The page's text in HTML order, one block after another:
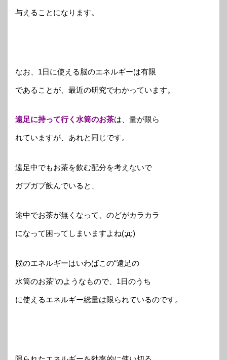
与えることになります。
なお、1日に使える脳のエネルギーは有限
であることが、最近の研究でわかっています。
遠足に持って行く水筒のお茶は、量が限ら
れていますが、あれと同じです。
遠足中でもお茶を飲む配分を考えないで
ガブガブ飲んでいると、
途中でお茶が無くなって、のどがカラカラ
になって困ってしまいますよね(;д;)
脳のエネルギーはいわばこの“遠足の
水筒のお茶”のようなもので、1日のうち
に使えるエネルギー総量は限られているのです。